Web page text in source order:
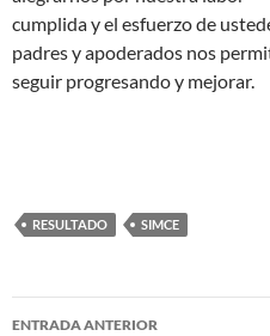
cumplida y el esfuerzo de
padres y apoderados nos
seguir progresando y mejorar.
RESULTADO SIMCE
Navegación
ENTRADA ANTERIOR